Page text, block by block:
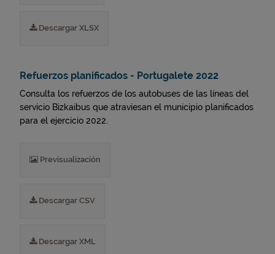
Descargar XLSX
Refuerzos planificados - Portugalete 2022
Consulta los refuerzos de los autobuses de las líneas del
servicio Bizkaibus que atraviesan el municipio planificados
para el ejercicio 2022.
Previsualización
Descargar CSV
Descargar XML